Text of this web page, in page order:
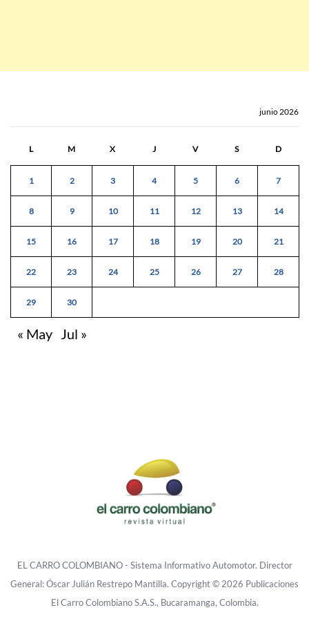
junio 2026
L M X J V S D
1 2 3 4 5 6 7
8 9 10 11 12 13 14
15 16 17 18 19 20 21
22 23 24 25 26 27 28
29 30
« May Jul »
EL CARRO COLOMBIANO - Sistema Informativo Automotor. Director
General: Óscar Julián Restrepo Mantilla. Copyright © 2026 Publicaciones
El Carro Colombiano S.A.S., Bucaramanga, Colombia.